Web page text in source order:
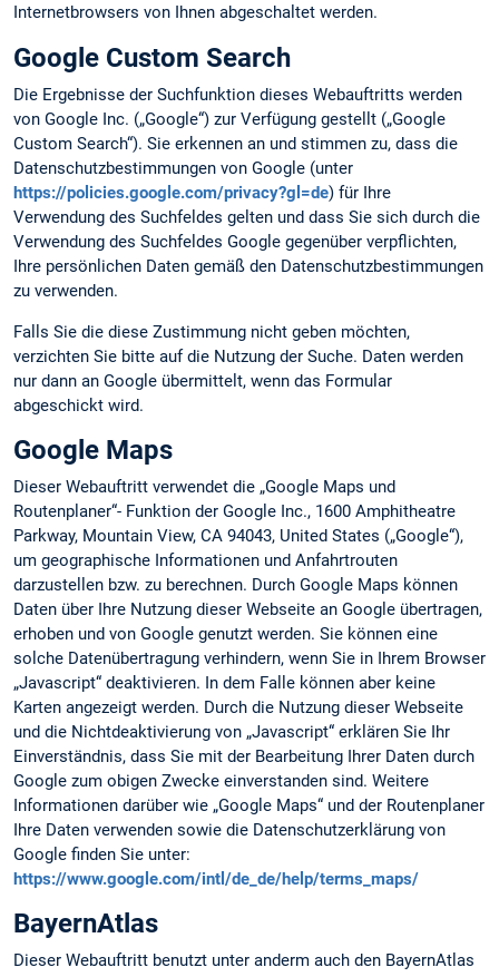
Internetbrowsers von Ihnen abgeschaltet werden.
Google Custom Search
Die Ergebnisse der Suchfunktion dieses Webauftritts werden
von Google Inc. („Google“) zur Verfügung gestellt („Google
Custom Search“). Sie erkennen an und stimmen zu, dass die
Datenschutzbestimmungen von Google (unter
https://policies.google.com/privacy?gl=de) für Ihre
Verwendung des Suchfeldes gelten und dass Sie sich durch die
Verwendung des Suchfeldes Google gegenüber verpflichten,
Ihre persönlichen Daten gemäß den Datenschutzbestimmungen
zu verwenden.
Falls Sie die diese Zustimmung nicht geben möchten,
verzichten Sie bitte auf die Nutzung der Suche. Daten werden
nur dann an Google übermittelt, wenn das Formular
abgeschickt wird.
Google Maps
Dieser Webauftritt verwendet die „Google Maps und
Routenplaner“- Funktion der Google Inc., 1600 Amphitheatre
Parkway, Mountain View, CA 94043, United States („Google“),
um geographische Informationen und Anfahrtrouten
darzustellen bzw. zu berechnen. Durch Google Maps können
Daten über Ihre Nutzung dieser Webseite an Google übertragen,
erhoben und von Google genutzt werden. Sie können eine
solche Datenübertragung verhindern, wenn Sie in Ihrem Browser
„Javascript“ deaktivieren. In dem Falle können aber keine
Karten angezeigt werden. Durch die Nutzung dieser Webseite
und die Nichtdeaktivierung von „Javascript“ erklären Sie Ihr
Einverständnis, dass Sie mit der Bearbeitung Ihrer Daten durch
Google zum obigen Zwecke einverstanden sind. Weitere
Informationen darüber wie „Google Maps“ und der Routenplaner
Ihre Daten verwenden sowie die Datenschutzerklärung von
Google finden Sie unter:
https://www.google.com/intl/de_de/help/terms_maps/
BayernAtlas
Dieser Webauftritt benutzt unter anderm auch den BayernAtlas